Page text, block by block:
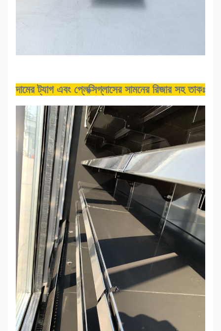
দামের ট্যাগ এবং প্লেক্সিগ্লাসের সামনের রিজার সহ তাকঃ